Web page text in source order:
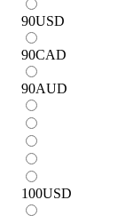
90USD
90CAD
90AUD
100USD